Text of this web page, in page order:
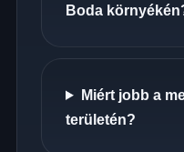
Boda
Miért jobb a
területén?